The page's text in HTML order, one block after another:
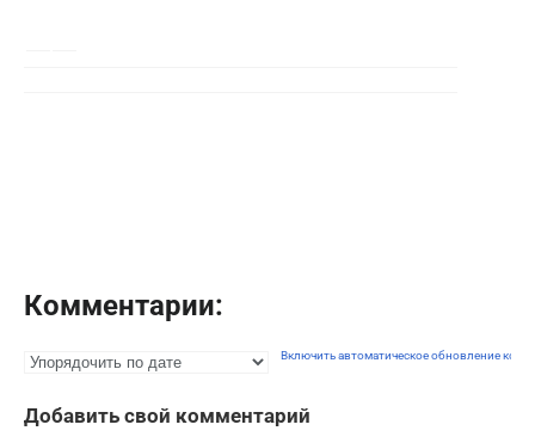
Комментарии:
Включить автоматическое обновление
Добавить свой комментарий